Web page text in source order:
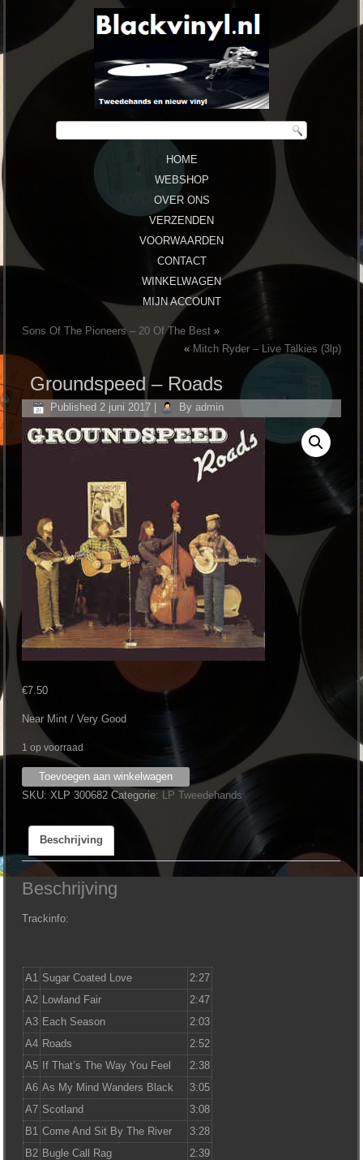
HOME
WEBSHOP
OVER ONS
VERZENDEN
VOORWAARDEN
CONTACT
WINKELWAGEN
MIJN ACCOUNT
Sons Of The Pioneers ‎– 20 Of The Best »
« Mitch Ryder ‎– Live Talkies (3lp)
Groundspeed ‎– Roads
Published 2 juni 2017 By admin
€7.50
Near Mint / Very Good
1 op voorraad
Groundspeed
‎–
aantal
Toevoegen aan winkelwagen
SKU:XLP 300682 Categorie: LP Tweedehands
Beschrijving
Beschrijving
Trackinfo:
A1 Sugar Coated Love
2:27
A2 Lowland Fair
2:47
A3 Each Season
2:03
A4 Roads
2:52
A5 If That’s The Way You Feel
2:38
A6 As My Mind Wanders Black
3:05
A7 Scotland
3:08
B1 Come And Sit By The River
3:28
B2 Bugle Call Rag
2:39